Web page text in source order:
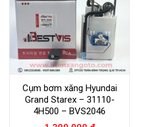
Cụm bơm xăng Hyundai
Grand Starex – 31110-
4H500 – BVS2046